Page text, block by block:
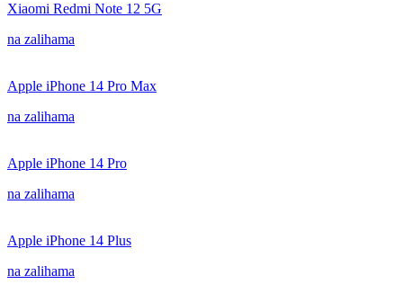
Xiaomi Redmi Note 12 5G
na zalihama
Apple iPhone 14 Pro Max
na zalihama
Apple iPhone 14 Pro
na zalihama
Apple iPhone 14 Plus
na zalihama